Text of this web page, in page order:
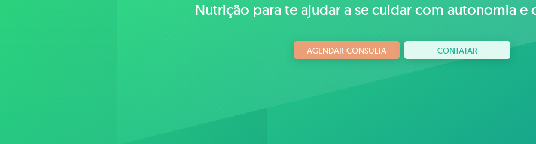
Nutrição para te ajudar a se cuidar com autonomia e
AGENDAR CONSULTA CONTATAR